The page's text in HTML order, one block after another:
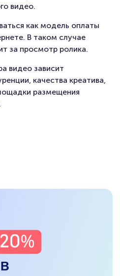
видео.
как модель оплаты
В таком случае
за просмотр ролика.
видео зависит
качества креатива,
размещения